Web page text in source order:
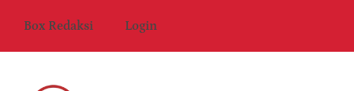
Box Redaksi Login